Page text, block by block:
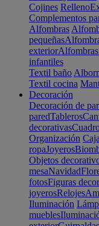
Cojines Relleno
Complementos
Alfombras
pequeñas
exterior
infantiles
Textil baño
Textil cocina
Decoración
Decoración de
paredTableros
decorativas
Organización
ropaJoyeros
Objetos
mesaNavidad
fotosFiguras
joyerosRelojes
Iluminación
muebles